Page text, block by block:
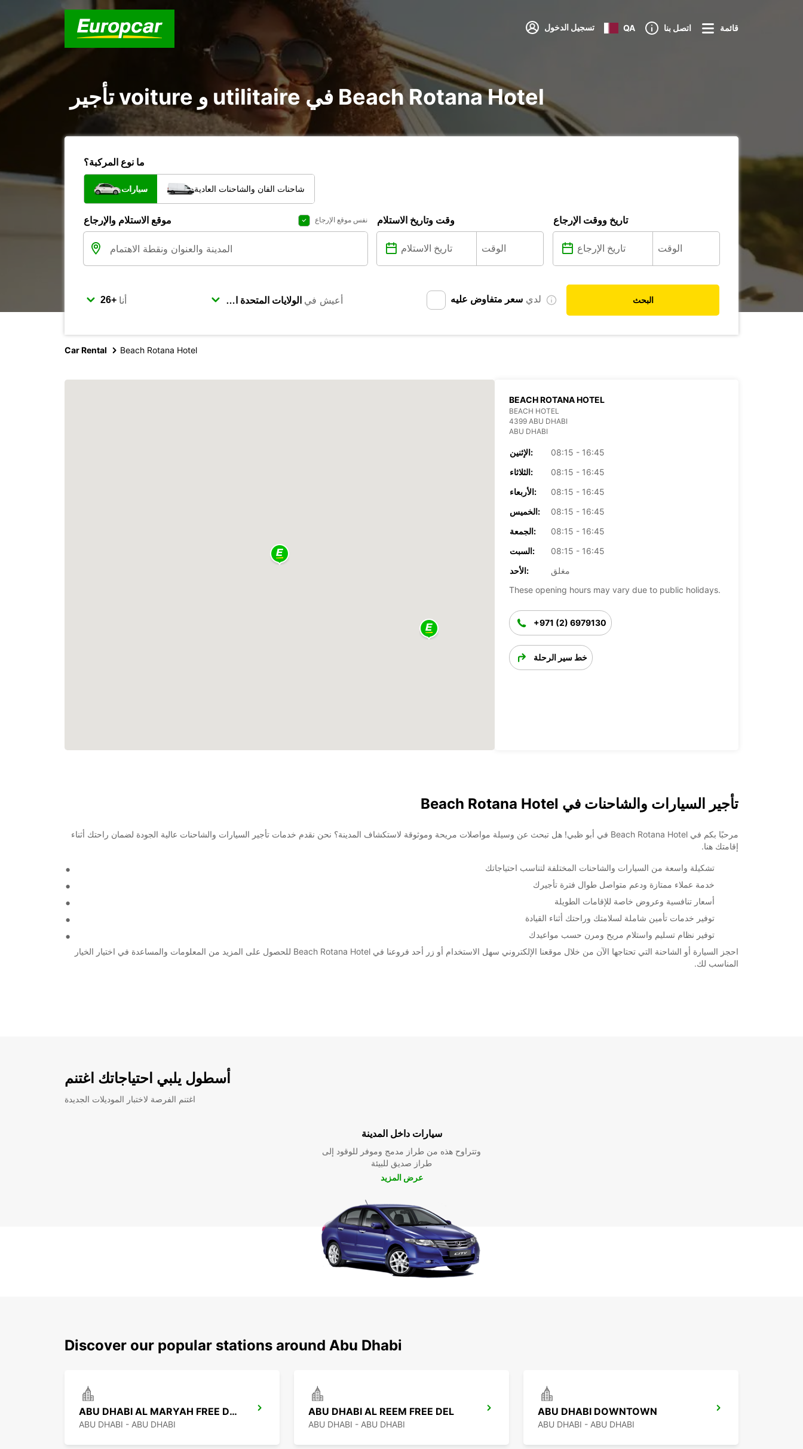
تسجيل الدخول QA اتصل بنا قائمة
تأجير voiture و utilitaire في Beach Rotana Hotel
ما نوع المركبة؟
سيارات شاحنات الفان والشاحنات العادية
موقع الاستلام والإرجاع نفس موقع الإرجاع وقت وتاريخ الاستلام تاريخ ووقت الإرجاع
أنا أعيش في لدي سعر متفاوض عليه البحث
Car Rental Beach Rotana Hotel
BEACH ROTANA HOTEL
BEACH HOTEL
4399 ABU DHABI
ABU DHABI
الإثنين:
08:15 - 16:45
الثلاثاء:
08:15 - 16:45
الأربعاء:
08:15 - 16:45
الخميس:
08:15 - 16:45
الجمعة:
08:15 - 16:45
السبت:
08:15 - 16:45
الأحد:
مغلق
These opening hours may vary due to public holidays.
+971 (2) 6979130
خط سير الرحلة
تأجير السيارات والشاحنات في Beach Rotana Hotel
مرحبًا بكم في Beach Rotana Hotel في أبو ظبي! هل تبحث عن وسيلة مواصلات مريحة وموثوقة لاستكشاف المدينة؟ نحن نقدم خدمات تأجير السيارات والشاحنات عالية الجودة لضمان راحتك أثناء
إقامتك هنا.
تشكيلة واسعة من السيارات والشاحنات المختلفة لتناسب احتياجاتك
خدمة عملاء ممتازة ودعم متواصل طوال فترة تأجيرك
أسعار تنافسية وعروض خاصة للإقامات الطويلة
توفير خدمات تأمين شاملة لسلامتك وراحتك أثناء القيادة
توفير نظام تسليم واستلام مريح ومرن حسب مواعيدك
احجز السيارة أو الشاحنة التي تحتاجها الآن من خلال موقعنا الإلكتروني سهل الاستخدام أو زر أحد فروعنا في Beach Rotana Hotel للحصول على المزيد من المعلومات والمساعدة في اختيار الخيار
المناسب لك.
أسطول يلبي احتياجاتك اغتنم
اغتنم الفرصة لاختبار الموديلات الجديدة
سيارات داخل المدينة
وتتراوح هذه من طراز مدمج وموفر للوقود إلى
طراز صديق للبيئة
عرض المزيد
Discover our popular stations around Abu Dhabi
ABU DHABI AL MARYAH FREE DEL
ABU DHABI - ABU DHABI
ABU DHABI AL REEM FREE DEL
ABU DHABI - ABU DHABI
ABU DHABI DOWNTOWN
ABU DHABI - ABU DHABI